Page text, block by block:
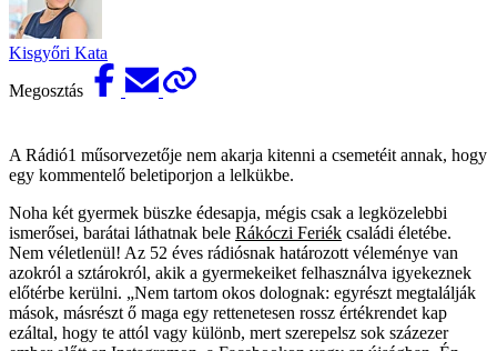
Kisgyőri Kata
Megosztás
A Rádió1 műsorvezetője nem akarja kitenni a csemetéit annak, hogy
egy kommentelő beletiporjon a lelkükbe.
Noha két gyermek büszke édesapja, mégis csak a legközelebbi
ismerősei, barátai láthatnak bele Rákóczi Feriék családi életébe.
Nem véletlenül! Az 52 éves rádiósnak határozott véleménye van
azokról a sztárokról, akik a gyermekeiket felhasználva igyekeznek
előtérbe kerülni. „Nem tartom okos dolognak: egyrészt megtalálják
mások, másrészt ő maga egy rettenetesen rossz értékrendet kap
ezáltal, hogy te attól vagy különb, mert szerepelsz sok százezer